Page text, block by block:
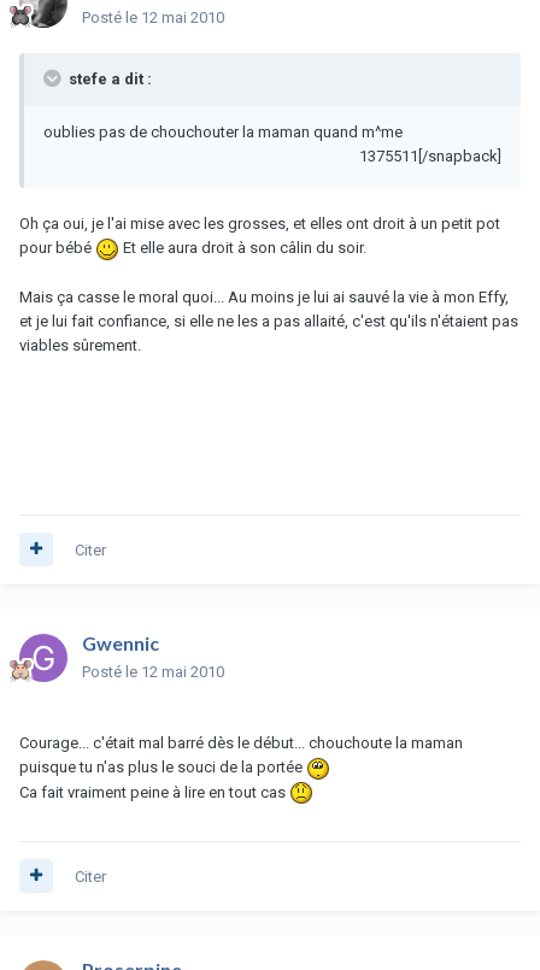
Posté le 12 mai 2010
stefe a dit :
oublies pas de chouchouter la maman quand m^me
1375511[/snapback]
Oh ça oui, je l'ai mise avec les grosses, et elles ont droit à un petit pot
pour bébé
Et elle aura droit à son câlin du soir.
Mais ça casse le moral quoi... Au moins je lui ai sauvé la vie à mon Effy,
et je lui fait confiance, si elle ne les a pas allaité, c'est qu'ils n'étaient pas
viables sûrement.
Citer
Gwennic
Posté le 12 mai 2010
Courage... c'était mal barré dès le début... chouchoute la maman
puisque tu n'as plus le souci de la portée
Ca fait vraiment peine à lire en tout cas
Citer